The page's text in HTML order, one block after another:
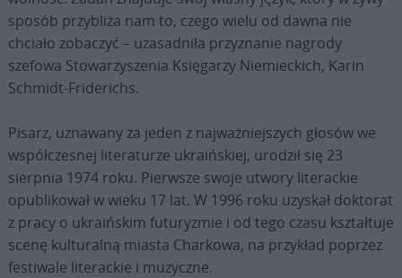
sposób przybliża nam to, czego wielu od dawna nie
chciało zobaczyć – uzasadniła przyznanie nagrody
szefowa Stowarzyszenia Księgarzy Niemieckich, Karin
Schmidt-Friderichs.
Pisarz, uznawany za jeden z najważniejszych głosów we
współczesnej literaturze ukraińskiej, urodził się 23
sierpnia 1974 roku. Pierwsze swoje utwory literackie
opublikował w wieku 17 lat. W 1996 roku uzyskał doktorat
z pracy o ukraińskim futuryzmie i od tego czasu kształtuje
scenę kulturalną miasta Charkowa, na przykład poprzez
festiwale literackie i muzyczne.